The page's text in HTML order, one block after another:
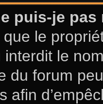
puis-je pas
le
le
du forum
afin